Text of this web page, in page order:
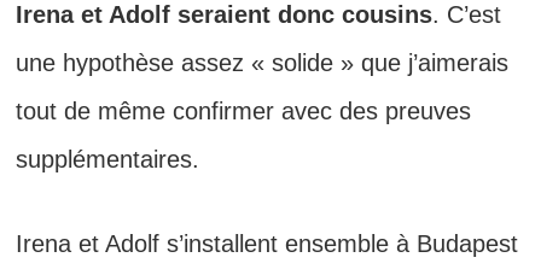
Irena et Adolf seraient donc cousins. C’est
une hypothèse assez « solide » que j’aimerais
tout de même confirmer avec des preuves
supplémentaires.
Irena et Adolf s’installent ensemble à Budapest